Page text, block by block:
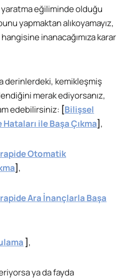
eğiliminde olduğu
yapmaktan alıkoyamayız,
inanacağımıza karar
derinlerdeki, kemikleşmiş
merak ediyorsanız,
edebilirsiniz: [Bilişsel
ile Başa Çıkma] ,
Otomatik
] ,
Ara İnançlarla Başa
] ,
ya da fayda